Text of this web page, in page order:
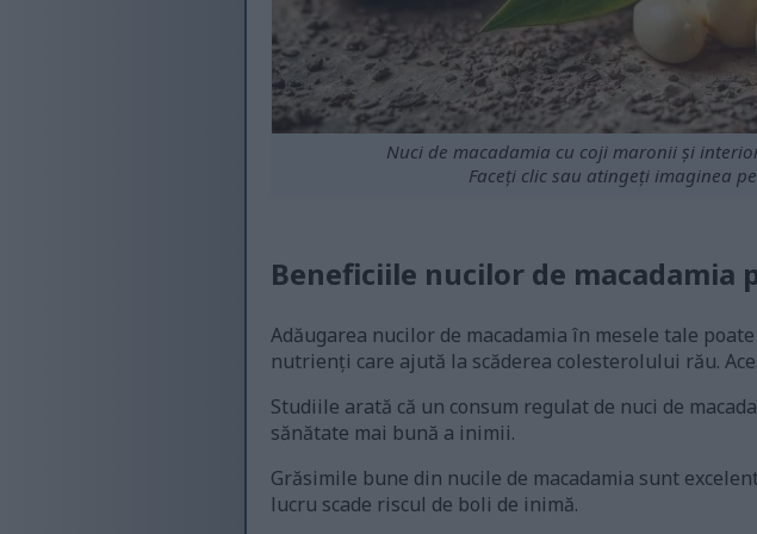
Nuci de macadamia cu coji maronii și
Faceți clic sau atingeți imaginea
Beneficiile nucilor de
Adăugarea nucilor de macadamia în mesele tale
nutrienți care ajută la scăderea colesterolului rău.
Studiile arată că un consum regulat de nuci de
sănătate mai bună a inimii.
Grăsimile bune din nucile de macadamia sunt
lucru scade riscul de boli de inimă.